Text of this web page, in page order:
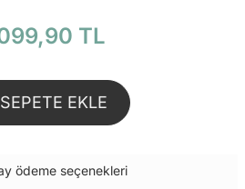
TL
SEPETE EKLE
ödeme seçenekleri